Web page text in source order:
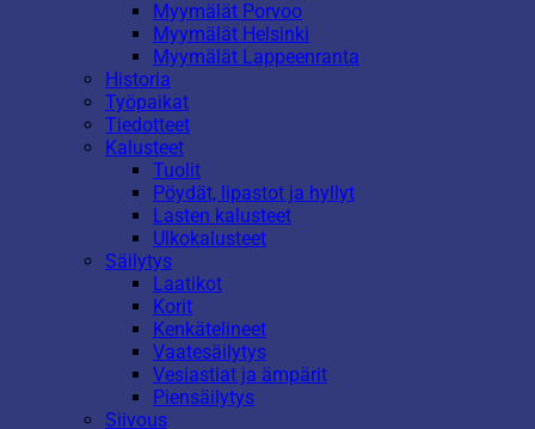
Myymälät Porvoo
Myymälät Helsinki
Myymälät Lappeenranta
Historia
Työpaikat
Tiedotteet
Kalusteet
Tuolit
Pöydät, lipastot ja hyllyt
Lasten kalusteet
Ulkokalusteet
Säilytys
Laatikot
Korit
Kenkätelineet
Vaatesäilytys
Vesiastiat ja ämpärit
Piensäilytys
Siivous